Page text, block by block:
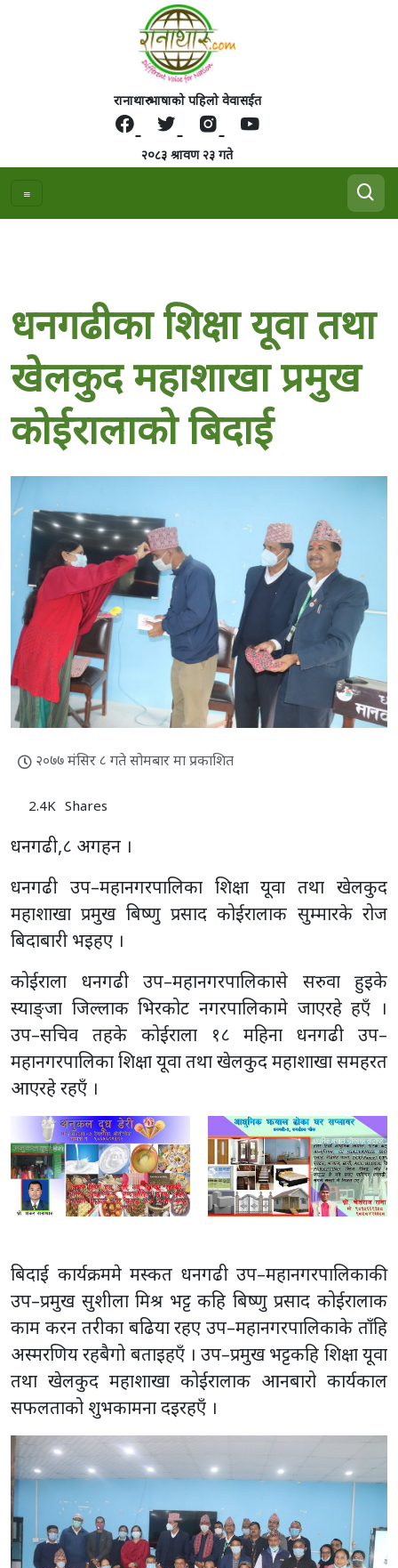
रानाथारु भाषाको पहिलो वेवासईत
२०८३ श्रावण २३ गते
धनगढीका शिक्षा यूवा तथा
खेलकुद महाशाखा प्रमुख
कोईरालाको बिदाई
२०७७ मंसिर ८ गते सोमबार मा प्रकाशित
2.4K Shares
धनगढी,८ अगहन ।
धनगढी उप–महानगरपालिका शिक्षा यूवा तथा खेलकुद
महाशाखा प्रमुख बिष्णु प्रसाद कोईरालाक सुम्मारके रोज
बिदाबारी भइहए ।
कोईराला धनगढी उप–महानगरपालिकासे सरुवा हुइके
स्याङ्जा जिल्लाक भिरकोट नगरपालिकामे जाएरहे हएँ ।
उप–सचिव तहके कोईराला १८ महिना धनगढी उप–
महानगरपालिका शिक्षा यूवा तथा खेलकुद महाशाखा समहरत
आएरहे रहएँ ।
बिदाई कार्यक्रममे मस्कत धनगढी उप–महानगरपालिकाकी
उप–प्रमुख सुशीला मिश्र भट्ट कहि बिष्णु प्रसाद कोईरालाक
काम करन तरीका बढिया रहए उप–महानगरपालिकाके ताँहि
अस्मरणिय रहबैगो बताइहएँ । उप–प्रमुख भट्टकहि शिक्षा यूवा
तथा खेलकुद महाशाखा कोईरालाक आनबारो कार्यकाल
सफलताको शुभकामना दइरहएँ ।